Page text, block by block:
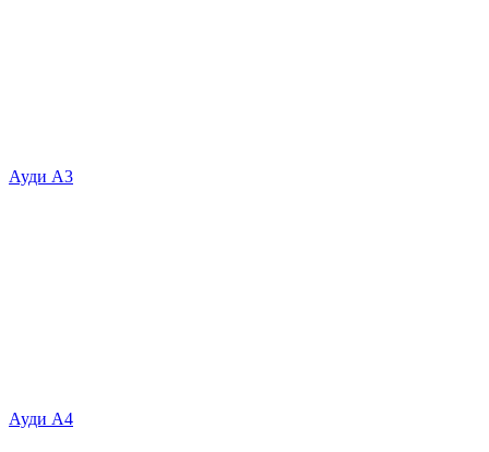
Ауди А3
Ауди А4